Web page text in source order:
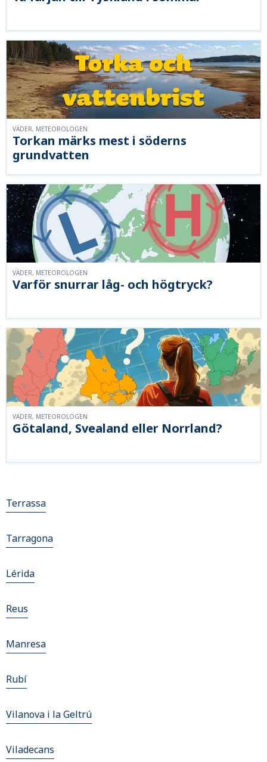
Torkan märks mest i söderns
grundvatten
VÄDER, METEOROLOGEN
Varför snurrar låg- och högtryck?
VÄDER, METEOROLOGEN
Götaland, Svealand eller Norrland?
VÄDER, METEOROLOGEN
Terrassa
Tarragona
Lérida
Reus
Manresa
Rubí
Vilanova i la Geltrú
Viladecans